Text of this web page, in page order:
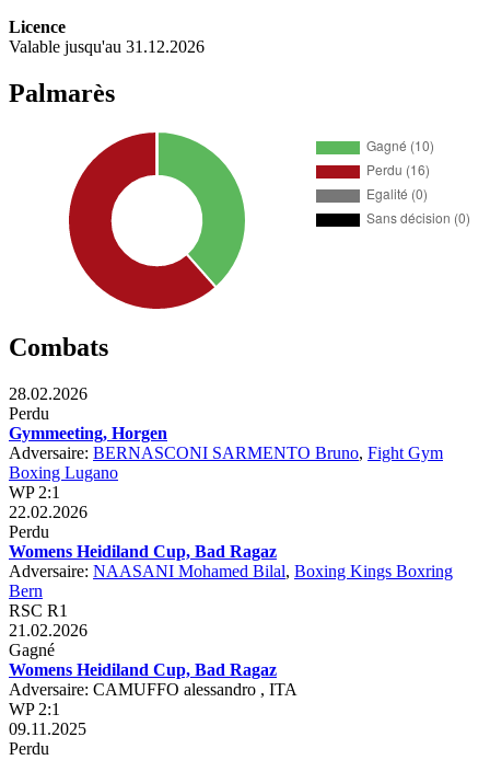
Licence
Valable jusqu'au 31.12.2026
Palmarès
Combats
28.02.2026
Perdu
Gymmeeting, Horgen
Adversaire: BERNASCONI SARMENTO Bruno, Fight Gym
Boxing Lugano
WP 2:1
22.02.2026
Perdu
Womens Heidiland Cup, Bad Ragaz
Adversaire: NAASANI Mohamed Bilal, Boxing Kings Boxring
Bern
RSC R1
21.02.2026
Gagné
Womens Heidiland Cup, Bad Ragaz
Adversaire: CAMUFFO alessandro , ITA
WP 2:1
09.11.2025
Perdu